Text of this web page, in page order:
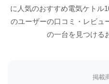
に人気のおすすめ電気ケトル
のユーザーの口コミ・レビュ
の一台を見つける
掲載